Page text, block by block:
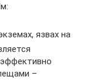
язвах на
–